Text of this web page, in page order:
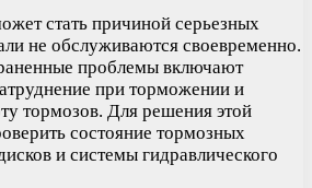
стать причиной серьезных
не обслуживаются своевременно.
проблемы включают
при торможении и
тормозов. Для решения этой
состояние тормозных
и системы гидравлического